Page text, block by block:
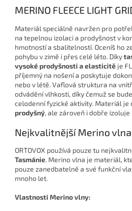
MERINO FLEECE LIGHT
Materiál speciálně navržen pro
na tepelnou izolaci a prodyšnost v
hmotností a sbalitelností. Oceníš ho
pohybu v zimě i přes celé léto. Díky
vysoké prodyšnosti a elasticitě je
příjemný na nošení a poskytuje
nebo v létě. Vaflová struktura na
odvádění vlhkosti, díky čemuž se
celodenní fyzické aktivity. Materiál je
prodyšný, ale zároveň i dobře izoluje
Nejkvalitnější Merino vlna
ORTOVOX používá pouze tu
Tasmánie. Merino vlna je materiál,
pouze zanedbatelně a své funkční
mnoho let.
Vlastnosti Merino vlny: